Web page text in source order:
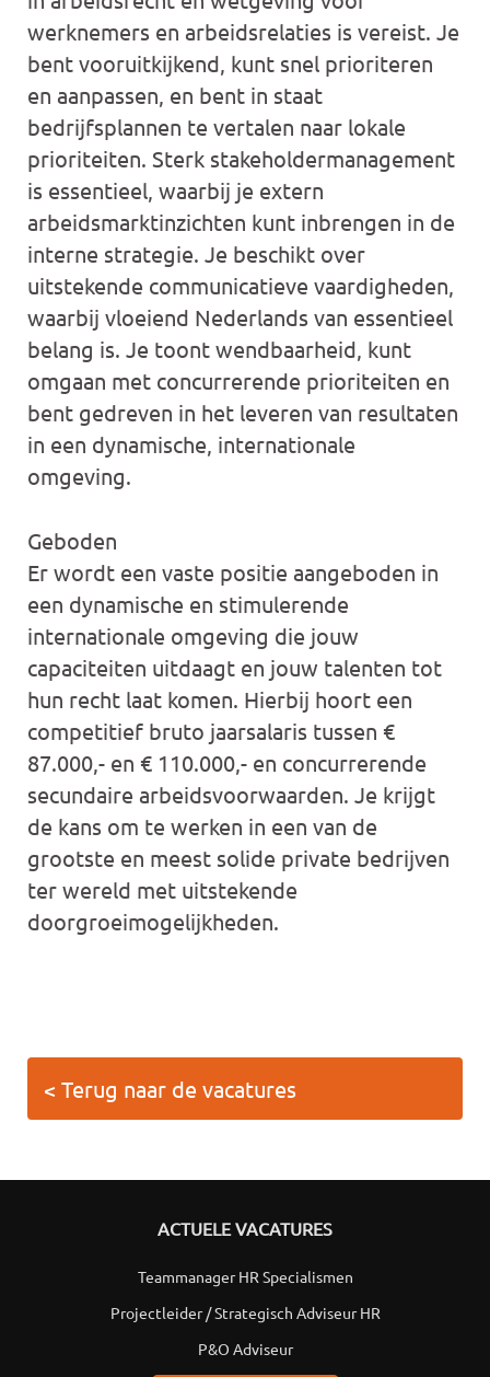
werknemers en arbeidsrelaties is vereist. Je
bent vooruitkijkend, kunt snel prioriteren
en aanpassen, en bent in staat
bedrijfsplannen te vertalen naar lokale
prioriteiten. Sterk stakeholdermanagement
is essentieel, waarbij je extern
arbeidsmarktinzichten kunt inbrengen in de
interne strategie. Je beschikt over
uitstekende communicatieve vaardigheden,
waarbij vloeiend Nederlands van essentieel
belang is. Je toont wendbaarheid, kunt
omgaan met concurrerende prioriteiten en
bent gedreven in het leveren van resultaten
in een dynamische, internationale
omgeving.
Geboden
Er wordt een vaste positie aangeboden in
een dynamische en stimulerende
internationale omgeving die jouw
capaciteiten uitdaagt en jouw talenten tot
hun recht laat komen. Hierbij hoort een
competitief bruto jaarsalaris tussen €
87.000,- en € 110.000,- en concurrerende
secundaire arbeidsvoorwaarden. Je krijgt
de kans om te werken in een van de
grootste en meest solide private bedrijven
ter wereld met uitstekende
doorgroeimogelijkheden.
< Terug naar de vacatures
ACTUELE VACATURES
Teammanager HR Specialismen
Projectleider / Strategisch Adviseur HR
P&O Adviseur